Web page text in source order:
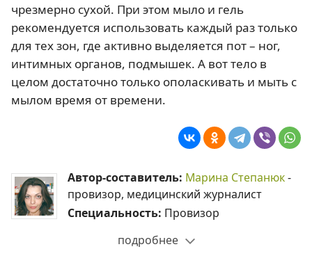
чрезмерно сухой. При этом мыло и гель
рекомендуется использовать каждый раз только
для тех зон, где активно выделяется пот – ног,
интимных органов, подмышек. А вот тело в
целом достаточно только ополаскивать и мыть с
мылом время от времени.
Автор-составитель: Марина Степанюк-
провизор, медицинский журналист
Специальность: Провизор
подробнее